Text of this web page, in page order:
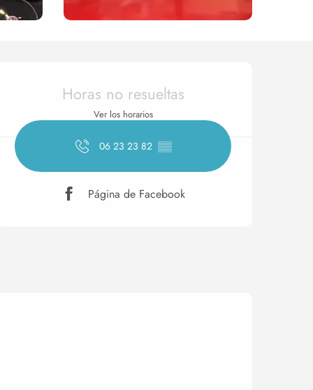
y datos de
Horas no resueltas
Ver los horarios
06 23 23 82 ▒▒
Página de Facebook